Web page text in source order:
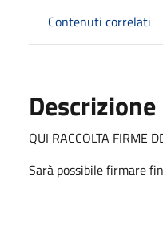
Contenuti correlati
Descrizione
QUI RACCOLTA FIRME
Sarà possibile firmare